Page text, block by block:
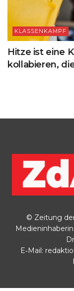
KLASSENKAMPF
Hitze ist eine
kollabieren,
© Zeitung
Medieninhaberin:
E‑Mail: